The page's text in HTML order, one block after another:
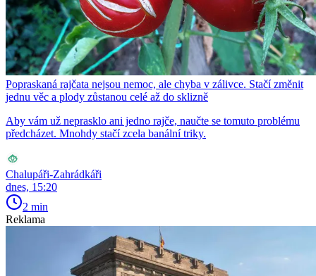
Popraskaná rajčata nejsou nemoc, ale chyba v zálivce. Stačí změnit
jednu věc a plody zůstanou celé až do sklizně
Aby vám už neprasklo ani jedno rajče, naučte se tomuto problému
předcházet. Mnohdy stačí zcela banální triky.
Chalupáři-Zahrádkáři
dnes, 15:20
2 min
Reklama